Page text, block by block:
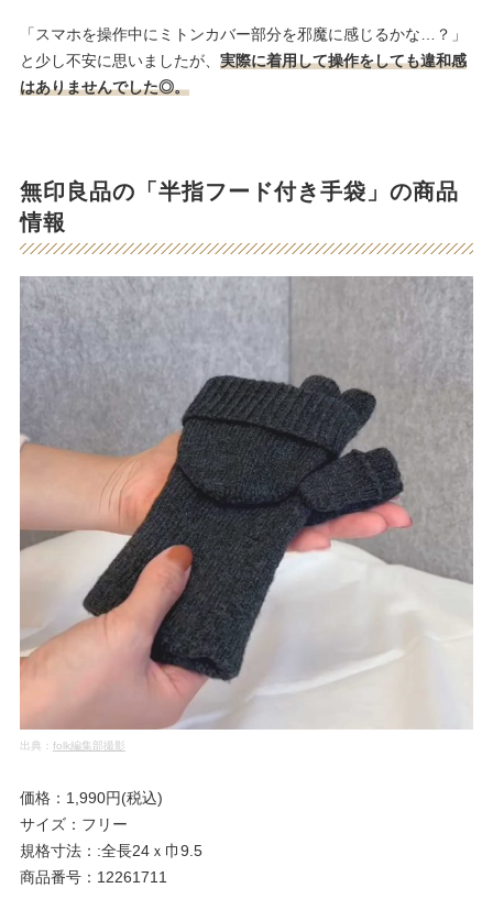
「スマホを操作中にミトンカバー部分を邪魔に感じるかな…？」
と少し不安に思いましたが、 実際に着用して操作をしても違和感
はありませんでした◎。
無印良品の「半指フード付き手袋」の商品
情報
出典： folk編集部撮影
価格：1,990円(税込)
サイズ：フリー
規格寸法：:全長24ｘ巾9.5
商品番号：12261711